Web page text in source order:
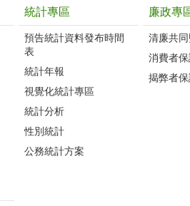
統計專區
預告統計資料發布時間
表
統計年報
視覺化統計專區
統計分析
性別統計
公務統計方案
廉政專
清廉共
消費者
揭弊者